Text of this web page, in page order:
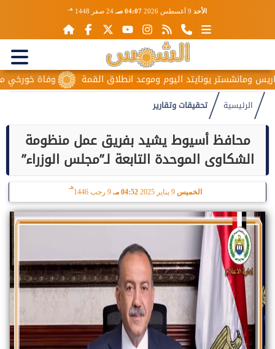
الأحد 04:07 صـ 24 صفر 1448 هـ
وفاة خورخي ميسي ومانشستر يونايتد اليوم وموعد انطلاق القمة
الرئيسية تحقيقات وتقارير
محافظ أسيوط يشيد بفريق عمل منظومة
الشكاوى الموحدة التابعة لـ”مجلس الوزراء”
الخميس 9 يناير 2025 04:52 مـ 9 رجب 1446
هـ